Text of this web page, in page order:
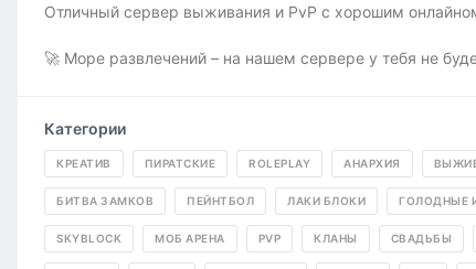
Отличный сервер выживания и PvP с хорошим
🚀 Море развлечений – на нашем сервере у тебя не
Категории
КРЕАТИВ ПИРАТСКИЕ ROLEPLAY АНАРХИЯ
БИТВА ЗАМКОВ ПЕЙНТБОЛ ЛАКИ БЛОКИ ГОЛОДНЫЕ
SKYBLOCK МОБ АРЕНА PVP КЛАНЫ СВАДЬБЫ